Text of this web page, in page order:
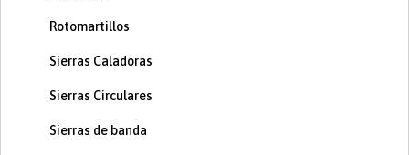
Rotomartillos
Sierras Caladoras
Sierras Circulares
Sierras de banda